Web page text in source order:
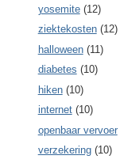
yosemite (12)
ziektekosten (12)
halloween (11)
diabetes (10)
hiken (10)
internet (10)
openbaar vervoer
verzekering (10)